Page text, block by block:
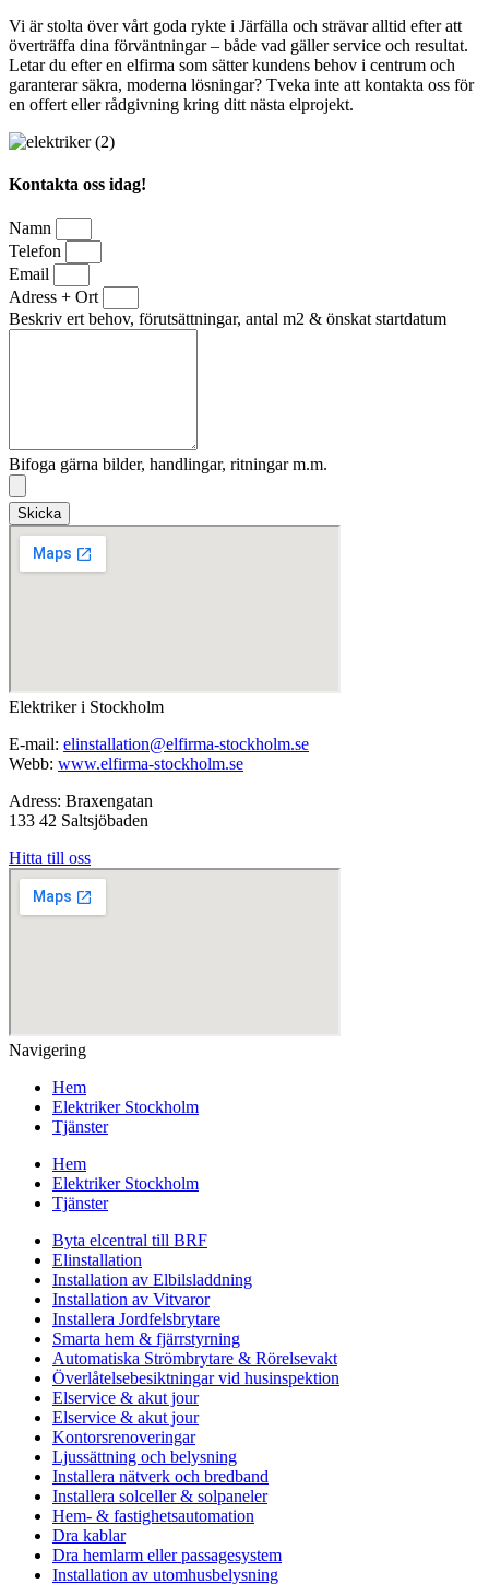
Vi är stolta över vårt goda rykte i Järfälla och strävar alltid efter att
överträffa dina förväntningar – både vad gäller service och resultat.
Letar du efter en elfirma som sätter kundens behov i centrum och
garanterar säkra, moderna lösningar? Tveka inte att kontakta oss för
en offert eller rådgivning kring ditt nästa elprojekt.
Kontakta oss idag!
Namn
Telefon
Email
Adress + Ort
Beskriv ert behov, förutsättningar, antal m2 & önskat startdatum
Bifoga gärna bilder, handlingar, ritningar m.m.
Skicka
Elektriker i Stockholm
E-mail: elinstallation@elfirma-stockholm.se
Webb: www.elfirma-stockholm.se
Adress: Braxengatan
133 42 Saltsjöbaden
Hitta till oss
Navigering
Hem
Elektriker Stockholm
Tjänster
Hem
Elektriker Stockholm
Tjänster
Byta elcentral till BRF
Elinstallation
Installation av Elbilsladdning
Installation av Vitvaror
Installera Jordfelsbrytare
Smarta hem & fjärrstyrning
Automatiska Strömbrytare & Rörelsevakt
Överlåtelsebesiktningar vid husinspektion
Elservice & akut jour
Elservice & akut jour
Kontorsrenoveringar
Ljussättning och belysning
Installera nätverk och bredband
Installera solceller & solpaneler
Hem- & fastighetsautomation
Dra kablar
Dra hemlarm eller passagesystem
Installation av utomhusbelysning